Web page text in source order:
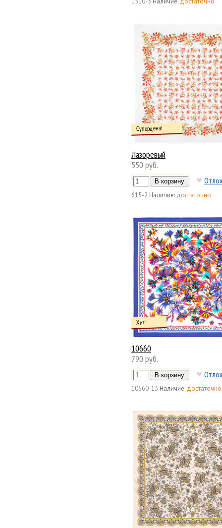
Лазоревый
Суперцена!
550 руб.
615-2 Наличие: достаточно
10660
Хит!
790 руб.
10660-13 Наличие: достаточно